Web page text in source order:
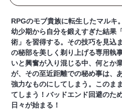
RPGのモブ貴族に転生したマルキ
幼少期から自分を鍛えすぎた結果
術」を習得する。その技巧を見込
の秘部を美しく剃り上げる専用執
いと興奮が入り混じる中、何とか
が、その至近距離での秘め事は、
強力なものにしてしまう。このま
てしまう！バッドエンド回避のた
日々が始まる！